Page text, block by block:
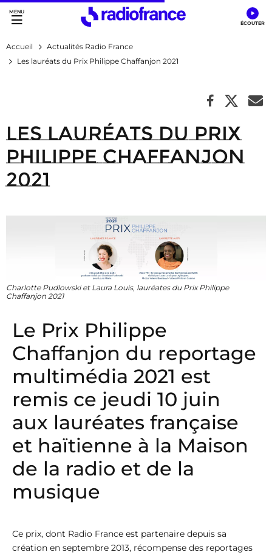
Accès direct :
Menu principal
Contenu
Accueil
Actualités Radio France
Les lauréats du Prix Philippe Chaffanjon 2021
Les lauréats du Prix
Philippe Chaffanjon
2021
Charlotte Pudlowski et Laura Louis, lauréates du Prix Philippe
Chaffanjon 2021
Le Prix Philippe
Chaffanjon du reportage
multimédia 2021 est
remis ce jeudi 10 juin
aux lauréates française
et haïtienne à la Maison
de la radio et de la
musique
Ce prix, dont Radio France est partenaire depuis sa
création en septembre 2013, récompense des reportages